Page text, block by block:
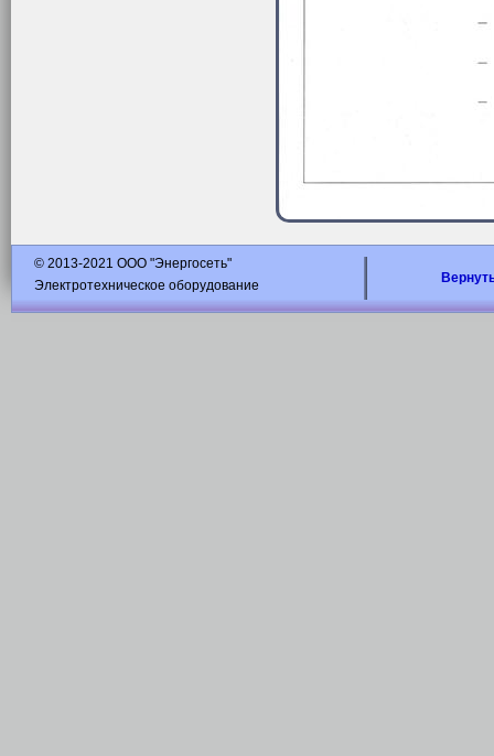
© 2013-2021 ООО "Энергосеть"
Электротехническое оборудование